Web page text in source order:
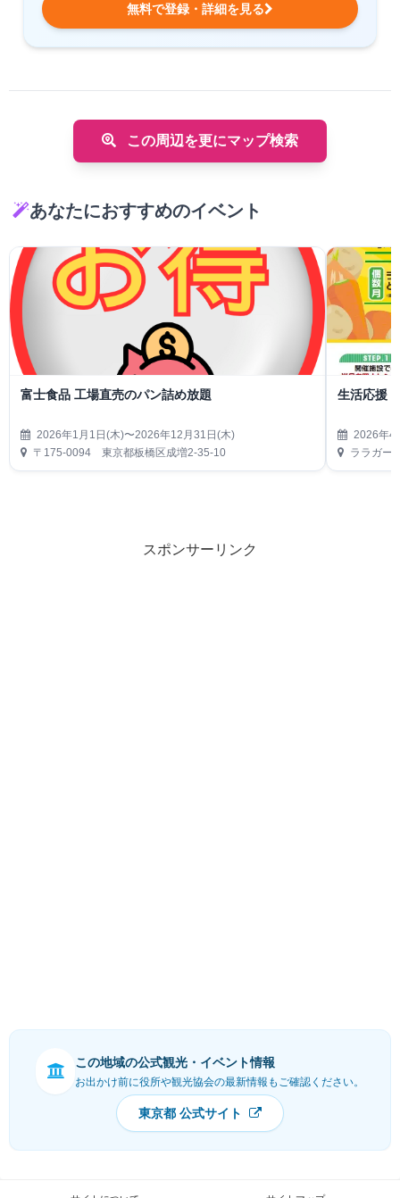
無料で登録・詳細を見る
この周辺を更にマップ検索
あなたにおすすめのイベント
富士食品 工場直売のパン詰め放題
2026年1月1日(木)〜2026年12月31日(木)
〒175-0094 東京都板橋区成増2-35-10
生活応援
2026年4
ララガー
スポンサーリンク
この地域の公式観光・イベント情報
お出かけ前に役所や観光協会の最新情報もご確認ください。
東京都 公式サイト